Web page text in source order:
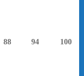
88 94 100